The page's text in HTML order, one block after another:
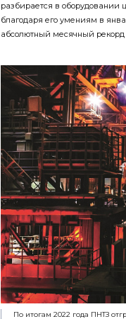
разбирается в
благодаря его умениям в
абсолютный месячный
По итогам 2022 года ПНТЗ